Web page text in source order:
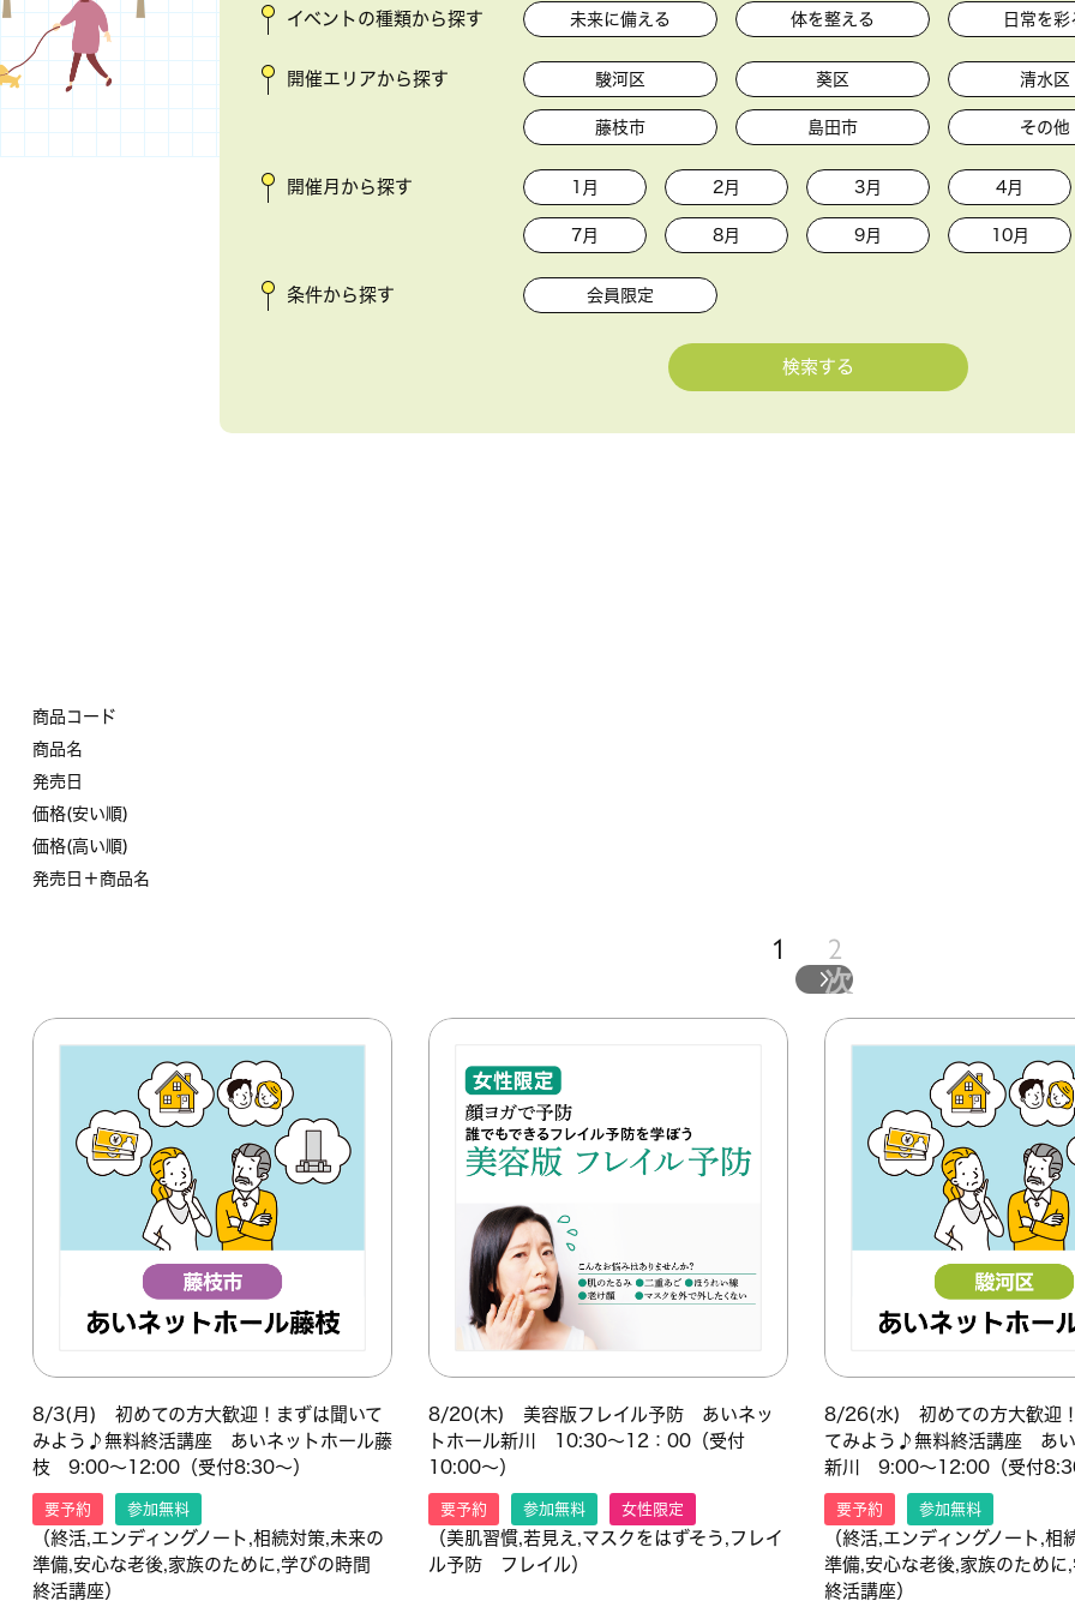
イベントの種類から探す 未来に備える 体を整える 日常を彩
開催エリアから探す 駿河区 葵区 清水区
藤枝市 島田市 その他
開催月から探す 1月 2月 3月 4月
7月 8月 9月 10月
条件から探す 会員限定
検索する
商品コード
商品名
発売日
価格(安い順)
価格(高い順)
発売日＋商品名
1 2
次
8/3(月) 初めての方大歓迎！まずは聞いて
みよう♪無料終活講座 あいネットホール藤
枝 9:00～12:00（受付8:30～）
要予約 参加無料
（終活,エンディングノート,相続対策,未来の
準備,安心な老後,家族のために,学びの時間
終活講座）
8/20(木) 美容版フレイル予防 あいネッ
トホール新川 10:30～12：00（受付
10:00～）
要予約 参加無料 女性限定
（美肌習慣,若見え,マスクをはずそう,フレイ
ル予防 フレイル）
8/26(水) 初めての方大歓迎
てみよう♪無料終活講座 あ
新川 9:00～12:00（受付
要予約 参加無料
（終活,エンディングノート,相
準備,安心な老後,家族のため
終活講座）